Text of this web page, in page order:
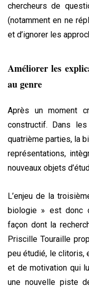
chercheurs de
(notamment en ne
et d’ignorer les
Améliorer les
au genre
Après un moment
constructif. Dans
quatrième parties, la
représentations,
nouveaux objets
L’enjeu de la
biologie » est donc
façon dont la
Priscille Touraille
peu étudié, le clitoris,
et de motivation qui
une nouvelle piste